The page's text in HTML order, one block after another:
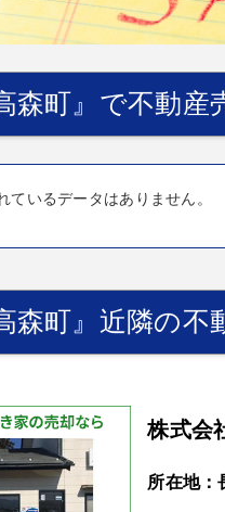
森町』で不動産
いるデータはありません。
森町』近隣の不
株式会
所在地：